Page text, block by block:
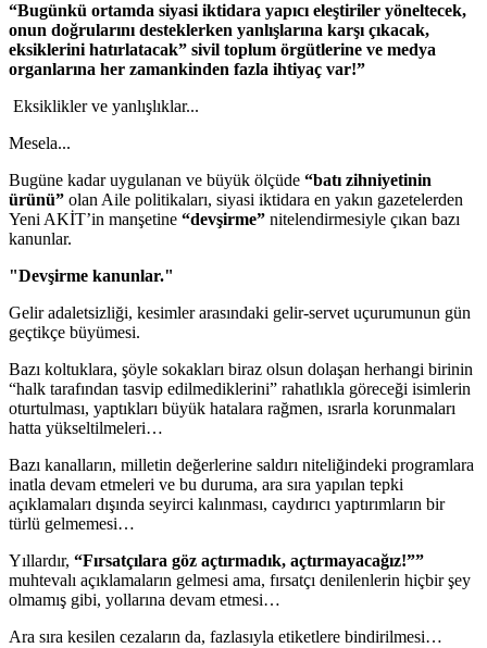
“Bugünkü ortamda siyasi iktidara yapıcı eleştiriler yöneltecek,
onun doğrularını desteklerken yanlışlarına karşı çıkacak,
eksiklerini hatırlatacak” sivil toplum örgütlerine ve medya
organlarına her zamankinden fazla ihtiyaç var!”
Eksiklikler ve yanlışlıklar...
Mesela...
Bugüne kadar uygulanan ve büyük ölçüde “batı zihniyetinin
ürünü” olan Aile politikaları, siyasi iktidara en yakın gazetelerden
Yeni AKİT’in manşetine “devşirme” nitelendirmesiyle çıkan bazı
kanunlar.
"Devşirme kanunlar."
Gelir adaletsizliği, kesimler arasındaki gelir-servet uçurumunun gün
geçtikçe büyümesi.
Bazı koltuklara, şöyle sokakları biraz olsun dolaşan herhangi birinin
“halk tarafından tasvip edilmediklerini” rahatlıkla göreceği isimlerin
oturtulması, yaptıkları büyük hatalara rağmen, ısrarla korunmaları
hatta yükseltilmeleri…
Bazı kanalların, milletin değerlerine saldırı niteliğindeki programlara
inatla devam etmeleri ve bu duruma, ara sıra yapılan tepki
açıklamaları dışında seyirci kalınması, caydırıcı yaptırımların bir
türlü gelmemesi…
Yıllardır, “Fırsatçılara göz açtırmadık, açtırmayacağız!””
muhtevalı açıklamaların gelmesi ama, fırsatçı denilenlerin hiçbir şey
olmamış gibi, yollarına devam etmesi…
Ara sıra kesilen cezaların da, fazlasıyla etiketlere bindirilmesi…